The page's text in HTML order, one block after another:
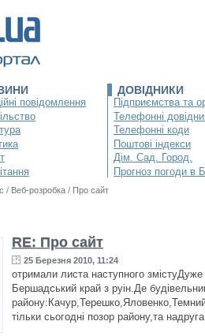
повідомлення
ДОВІДНИКИ
Підприємства та
Телефонні
Телефонні коди
Поштові індекси
Дім. Сад. Город.
Прогноз погоди в
/ Веб-розробка / Про сайт
RE: Про сайт
25 Березня 2010, 11:24
отримали листа наступного
Бершадський край з руін.Де
району:Качур,Терешко,Яловенко,Темний
тільки сьогодні позор району,та